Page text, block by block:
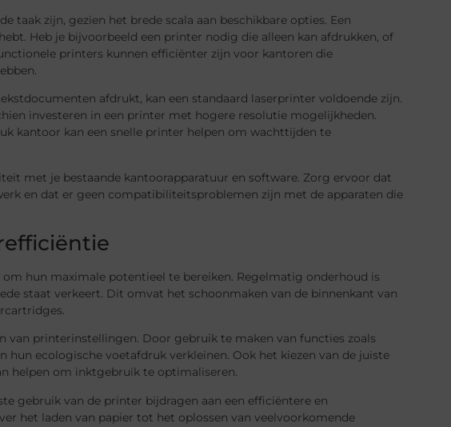
taak zijn, gezien het brede scala aan beschikbare opties. Een
Heb je bijvoorbeeld een printer nodig die alleen kan afdrukken, of
printers kunnen efficiënter zijn voor kantoren die
afdrukt, kan een standaard laserprinter voldoende zijn.
investeren in een printer met hogere resolutie mogelijkheden.
kantoor kan een snelle printer helpen om wachttijden te
met je bestaande kantoorapparatuur en software. Zorg ervoor dat
en dat er geen compatibiliteitsproblemen zijn met de apparaten die
hun maximale potentieel te bereiken. Regelmatig onderhoud is
staat verkeert. Dit omvat het schoonmaken van de binnenkant van
printerinstellingen. Door gebruik te maken van functies zoals
ecologische voetafdruk verkleinen. Ook het kiezen van de juiste
helpen om inktgebruik te optimaliseren.
gebruik van de printer bijdragen aan een efficiëntere en
het laden van papier tot het oplossen van veelvoorkomende